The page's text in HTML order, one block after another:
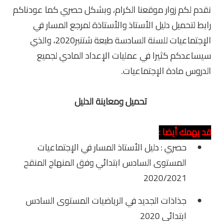
المستوى الخامس
المستوى السادس
الإمتحان الموحد المحلي
المرحلة الرابعة
نقدم لكم زوار موقعنا الكرام، وبشكل حصري كما عودناكم
رابط لتحميل دليل الأستاذ والأستاذة لمرجع المسار في
الإجتماعيات للسنة السادسة
طبعة شتنبر2020، والذي
سيساعدكم كثيرا في عمليات الإعداد المادي لجميع
الدروس مادة الإجتماعيات.
تحميل ومعاينة الدليل
قد يهمك أيضا :
حصري : دليل الأستاذ المسار في الإجتماعيات
المستوى السادس ابتدائي وفق المنهاج المنقح
2020/2021
جذاذات الجديد في الرياضيات المستوى السادس
ابتدائي 2020